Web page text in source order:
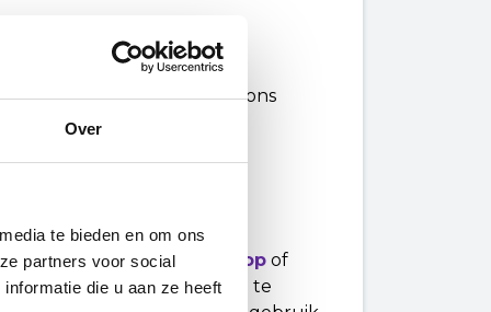
Over
te bieden en om ons
partners voor social
die u aan ze heeft
opzeggen? In ons
uit hoe je dat regelt.
,Websitemaker, Webshopof
om e-mailadressen aan te